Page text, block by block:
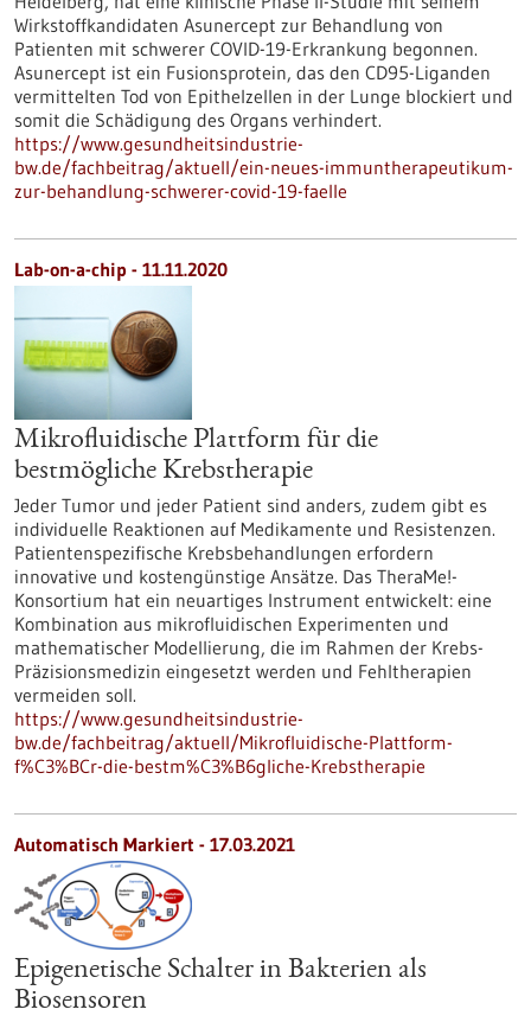
Wirkstoffkandidaten Asunercept zur Behandlung von
Patienten mit schwerer COVID-19-Erkrankung begonnen.
Asunercept ist ein Fusionsprotein, das den CD95-Liganden
vermittelten Tod von Epithelzellen in der Lunge blockiert und
somit die Schädigung des Organs verhindert.
https://www.gesundheitsindustrie-
bw.de/fachbeitrag/aktuell/ein-neues-immuntherapeutikum-
zur-behandlung-schwerer-covid-19-faelle
Lab-on-a-chip - 11.11.2020
Mikrofluidische Plattform für die
bestmögliche Krebstherapie
Jeder Tumor und jeder Patient sind anders, zudem gibt es
individuelle Reaktionen auf Medikamente und Resistenzen.
Patientenspezifische Krebsbehandlungen erfordern
innovative und kostengünstige Ansätze. Das TheraMe!-
Konsortium hat ein neuartiges Instrument entwickelt: eine
Kombination aus mikrofluidischen Experimenten und
mathematischer Modellierung, die im Rahmen der Krebs-
Präzisionsmedizin eingesetzt werden und Fehltherapien
vermeiden soll.
https://www.gesundheitsindustrie-
bw.de/fachbeitrag/aktuell/Mikrofluidische-Plattform-
f%C3%BCr-die-bestm%C3%B6gliche-Krebstherapie
Automatisch Markiert - 17.03.2021
Epigenetische Schalter in Bakterien als
Biosensoren